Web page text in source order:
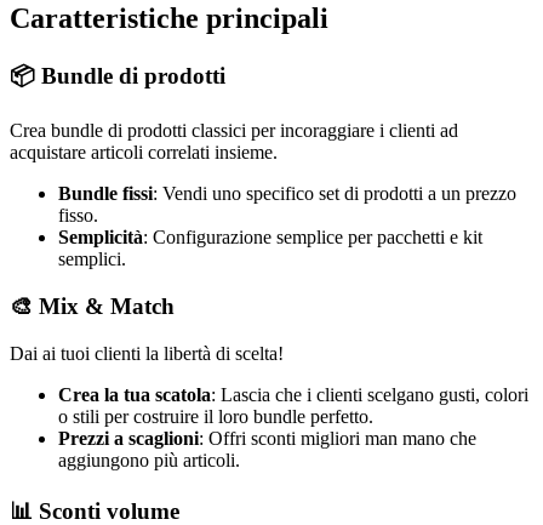
Caratteristiche principali
📦 Bundle di prodotti
Crea bundle di prodotti classici per incoraggiare i clienti ad
acquistare articoli correlati insieme.
Bundle fissi: Vendi uno specifico set di prodotti a un prezzo
fisso.
Semplicità: Configurazione semplice per pacchetti e kit
semplici.
🎨 Mix & Match
Dai ai tuoi clienti la libertà di scelta!
Crea la tua scatola: Lascia che i clienti scelgano gusti, colori
o stili per costruire il loro bundle perfetto.
Prezzi a scaglioni: Offri sconti migliori man mano che
aggiungono più articoli.
📊 Sconti volume